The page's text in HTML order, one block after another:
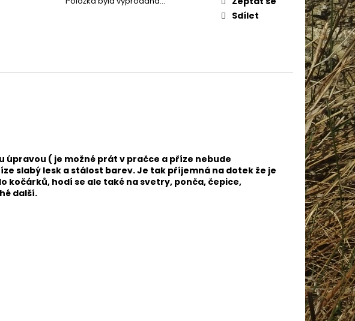
Sdílet
( je možné prát v pračce a příze nebude
slabý lesk a stálost barev. Je tak příjemná na dotek že je
kočárků, hodí se ale také na svetry, ponča, čepice,
další.
YARNART MACRAME COTTON 800